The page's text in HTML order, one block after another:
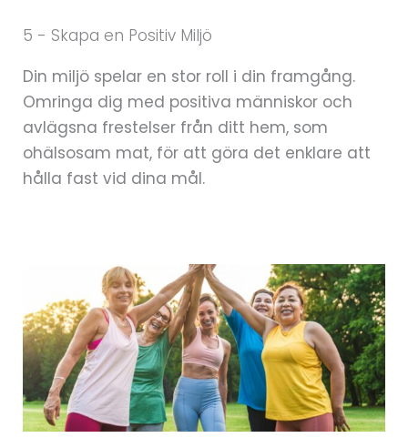
5 - Skapa en Positiv Miljö
Din miljö spelar en stor roll i din framgång.
Omringa dig med positiva människor och
avlägsna frestelser från ditt hem, som
ohälsosam mat, för att göra det enklare att
hålla fast vid dina mål.